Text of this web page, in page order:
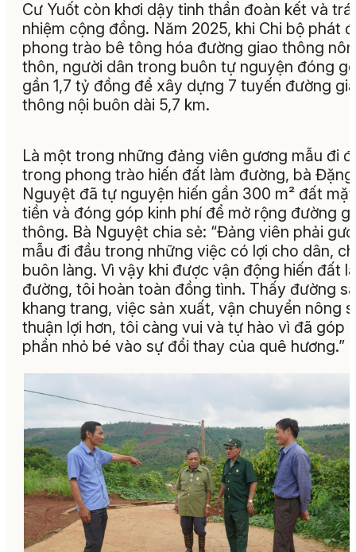
Cư Yuốt còn khơi dậy tinh thần đoàn kết và
nhiệm cộng đồng. Năm 2025, khi Chi bộ phát
phong trào bê tông hóa đường giao thông
thôn, người dân trong buôn tự nguyện đóng
gần 1,7 tỷ đồng để xây dựng 7 tuyến đường
thông nội buôn dài 5,7 km.
Là một trong những đảng viên gương mẫu đi
trong phong trào hiến đất làm đường, bà
Nguyệt đã tự nguyện hiến gần 300 m² đất mặt
tiền và đóng góp kinh phí để mở rộng đường
thông. Bà Nguyệt chia sẻ: “Đảng viên phải
mẫu đi đầu trong những việc có lợi cho dân,
buôn làng. Vì vậy khi được vận động hiến đất
đường, tôi hoàn toàn đồng tình. Thấy đường sá
khang trang, việc sản xuất, vận chuyển nông
thuận lợi hơn, tôi càng vui và tự hào vì đã góp
phần nhỏ bé vào sự đổi thay của quê hương.”